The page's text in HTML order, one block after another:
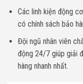
Các linh kiện động
có chính sách bảo
Đội ngũ nhân viên
động 24/7 giúp giải
hàng nhanh nhất.